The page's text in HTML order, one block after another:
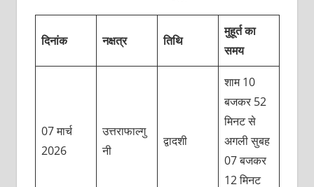
दिनांक नक्षत्र तिथि
मुहूर्त का
समय
07 मार्च
2026
उत्तराफाल्गु
नी
द्वादशी
शाम 10
बजकर 52
मिनट से
अगली सुबह
07 बजकर
12 मिनट